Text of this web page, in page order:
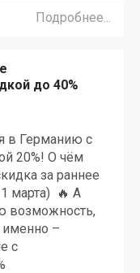
Подробнее...
до 40%
в Германию с
20%! О чём
за раннее
марта) 🔥 А
возможность,
именно –
с